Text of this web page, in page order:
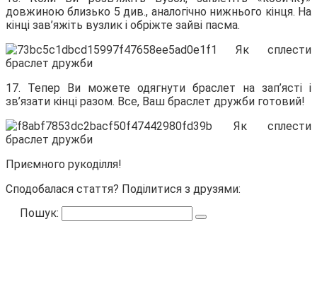
довжиною близько 5 див., аналогічно нижнього кінця. На
кінці зав’яжіть вузлик і обріжте зайві пасма.
17. Тепер Ви можете одягнути браслет на зап’ясті і
зв’язати кінці разом. Все, Ваш браслет дружби готовий!
Приємного рукоділля!
Сподобалася стаття? Поділитися з друзями:
Пошук: